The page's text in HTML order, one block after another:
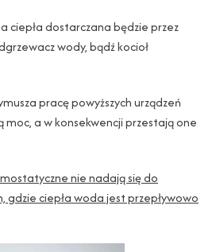
ciepła dostarczana będzie przez
wody, bądź kocioł
pracę powyższych urządzeń
moc, a w konsekwencji przestają one
nie nadają się do
gdzie ciepła woda jest przepływowo